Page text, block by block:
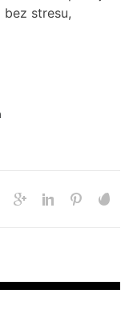
stresu,